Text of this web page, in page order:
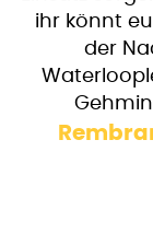
ihr könnt
der